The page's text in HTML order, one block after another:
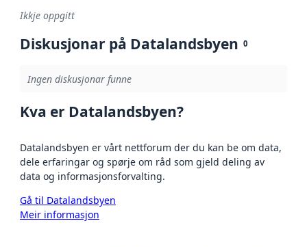
Ikkje oppgitt
Diskusjonar på Datalandsbyen 0
Ingen diskusjonar funne
Kva er Datalandsbyen?
Datalandsbyen er vårt nettforum der du kan be om data,
dele erfaringar og spørje om råd som gjeld deling av
data og informasjonsforvalting.
Gå til Datalandsbyen
Meir informasjon